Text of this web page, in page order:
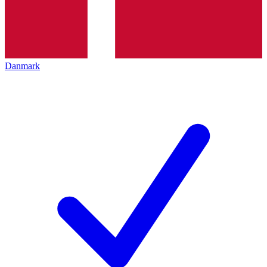
Danmark